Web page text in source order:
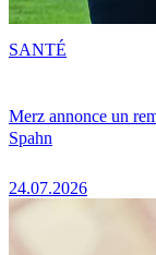
Merz annonce un
Spahn
24.07.2026
SANTÉ